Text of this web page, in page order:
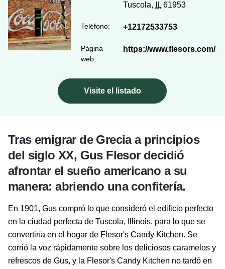
Tuscola,
IL61953
Teléfono: +12172533753
Página
web:
https://www.flesors.com/
Visite el listado
Tras emigrar de Grecia a principios
del siglo XX, Gus Flesor decidió
afrontar el sueño americano a su
manera: abriendo una confitería.
En 1901, Gus compró lo que consideró el edificio perfecto
en la ciudad perfecta de Tuscola, Illinois, para lo que se
convertiría en el hogar de Flesor's Candy Kitchen. Se
corrió la voz rápidamente sobre los deliciosos caramelos y
refrescos de Gus, y la Flesor's Candy Kitchen no tardó en